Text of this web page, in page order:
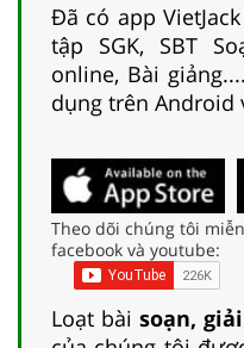
Đã có app
tập SGK, SBT
online, Bài
dụng trên Android
Theo dõi chúng tôi
facebook và youtube:
Loạt bài soạn,